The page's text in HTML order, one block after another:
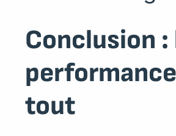
Conclusion
tout